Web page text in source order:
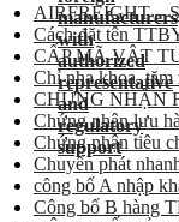
AIRFREIGHT –
Cách đặt tên
CẤP MÃ VẬT
Chỉ nha khoa, tăm
CHỨNG NHẬN
Chứng nhận lưu
Chứng nhận tiêu
Chuyển phát
công bố A nhập
Công bố B hàng